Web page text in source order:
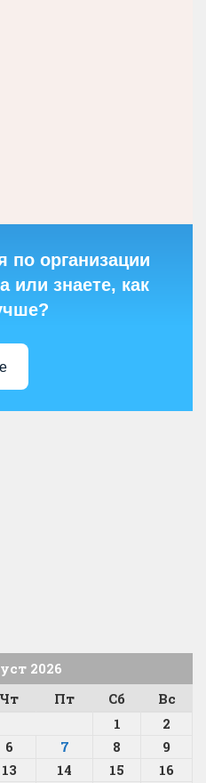
по организации
или знаете, как
2026
Чт Пт Сб
Вс
1
2
6 7 8
9
13 14 15
16